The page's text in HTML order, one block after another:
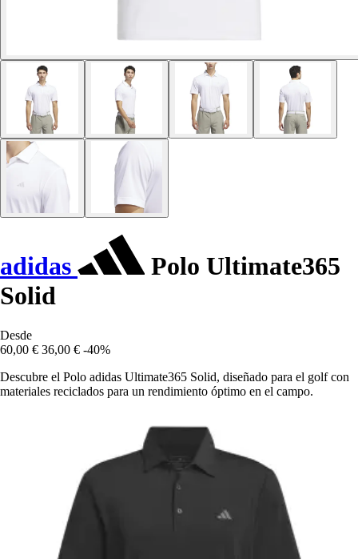
adidas
Polo Ultimate365
Solid
Desde
60,00 € 36,00 € -40%
Descubre el Polo adidas Ultimate365 Solid, diseñado para el golf con
materiales reciclados para un rendimiento óptimo en el campo.